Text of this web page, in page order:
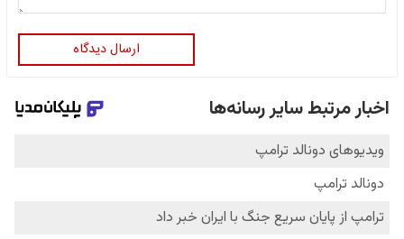
ارسال دیدگاه